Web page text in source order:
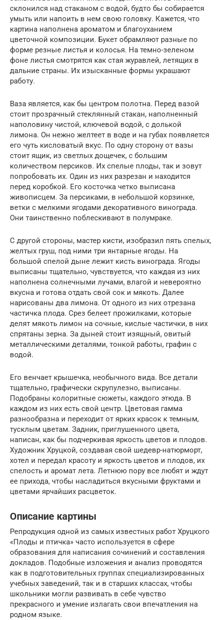
склонился над стаканом с водой, будто бы собирается
умыть или напоить в нем свою головку. Кажется, что
картина наполнена ароматом и благоуханием
цветочной композиции. Букет обрамляют разные по
форме резные листья и колосья. На темно-зеленом
фоне листья смотрятся как стая журавлей, летящих в
дальние страны. Их изысканные формы украшают
работу.
Ваза является, как бы центром полотна. Перед вазой
стоит прозрачный стеклянный стакан, наполненный
наполовину чистой, ключевой водой, с долькой
лимона. Он нежно желтеет в воде и на губах появляется
его чуть кисловатый вкус. По одну сторону от вазы
стоит ящик, из светлых дощечек, с большим
количеством персиков. Их спелые плоды, так и зовут
попробовать их. Один из них разрезан и находится
перед коробкой. Его косточка четко выписана
живописцем. За персиками, в небольшой корзинке,
ветки с мелкими ягодами декоративного винограда.
Они таинственно поблескивают в полумраке.
С другой стороны, мастер кисти, изобразил пять спелых,
желтых груш, под ними три янтарные ягоды. На
большой спелой дыне лежит кисть винограда. Ягоды
выписаны тщательно, чувствуется, что каждая из них
наполнена солнечными лучами, влагой и невероятно
вкусна и готова отдать свой сок и мякоть. Далее
нарисованы два лимона. От одного из них отрезана
частичка плода. Срез белеет прожилками, которые
делят мякоть лимон на сочные, кислые частички, в них
спрятаны зерна. За дыней стоит изящный, овитый
металлическими деталями, тонкой работы, графин с
водой.
Его венчает крышечка, необычного вида. Все детали
тщательно, графически скрупулезно, выписаны.
Подобраны колоритные сюжеты, каждого этюда. В
каждом из них есть свой центр. Цветовая гамма
разнообразна и переходит от ярких красок к темным,
тусклым цветам. Задник, приглушенного цвета,
написан, как бы подчеркивая яркость цветов и плодов.
Художник Хруцкой, создавая свой шедевр-натюрморт,
хотел и передал красоту и яркость цветов и плодов, их
спелость и аромат лета. Летнюю пору все любят и ждут
ее прихода, чтобы насладиться вкусными фруктами и
цветами ярчайших расцветок.
Описание картины
Репродукция одной из самых известных работ Хруцкого
«Плоды и птичка» часто используется в сфере
образования для написания сочинений и составления
докладов. Подобные изложения и анализ проводятся
как в подготовительных группах специализированных
учебных заведений, так и в старших классах, чтобы
школьники могли развивать в себе чувство
прекрасного и умение излагать свои впечатления на
родном языке.